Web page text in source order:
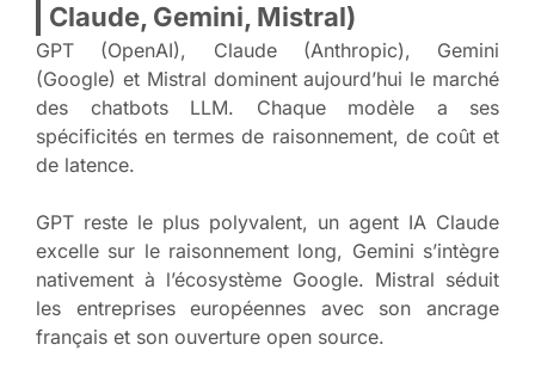
Claude, Gemini, Mistral)
GPT (OpenAI), Claude (Anthropic), Gemini
(Google) et Mistral dominent aujourd’hui le marché
des chatbots LLM. Chaque modèle a ses
spécificités en termes de raisonnement, de coût et
de latence.
GPT reste le plus polyvalent, un agent IA Claude
excelle sur le raisonnement long, Gemini s’intègre
nativement à l’écosystème Google. Mistral séduit
les entreprises européennes avec son ancrage
français et son ouverture open source.